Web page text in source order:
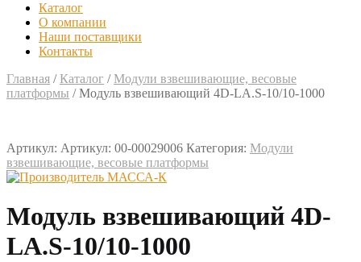
Каталог
О компании
Наши поставщики
Контакты
Главная / Каталог / Модули взвешивающие, весовые
платформы /Модуль взвешивающий 4D-LA.S-10/10-1000
Артикул: Артикул: 00-00029006 Категория: Модули
взвешивающие, весовые платформы
Модуль взвешивающий 4D-
LA.S-10/10-1000